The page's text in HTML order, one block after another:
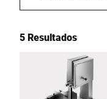
5 Resultados